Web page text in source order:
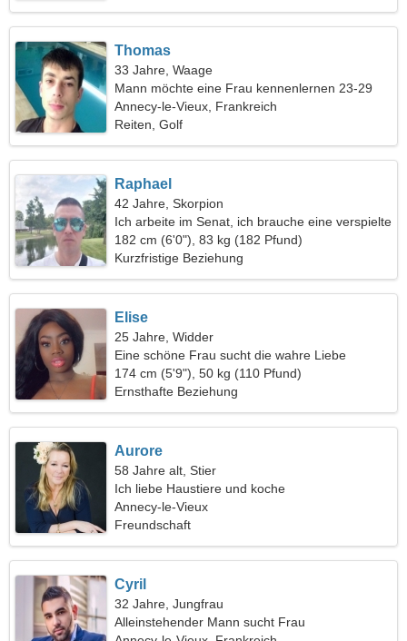
Thomas
33 Jahre, Waage
Mann möchte eine Frau kennenlernen 23-29
Annecy-le-Vieux, Frankreich
Reiten, Golf
Raphael
42 Jahre, Skorpion
Ich arbeite im Senat, ich brauche eine verspielte
Frau
182 cm (6'0"), 83 kg (182 Pfund)
Kurzfristige Beziehung
Elise
25 Jahre, Widder
Eine schöne Frau sucht die wahre Liebe
174 cm (5'9"), 50 kg (110 Pfund)
Ernsthafte Beziehung
Aurore
58 Jahre alt, Stier
Ich liebe Haustiere und koche
Annecy-le-Vieux
Freundschaft
Cyril
32 Jahre, Jungfrau
Alleinstehender Mann sucht Frau